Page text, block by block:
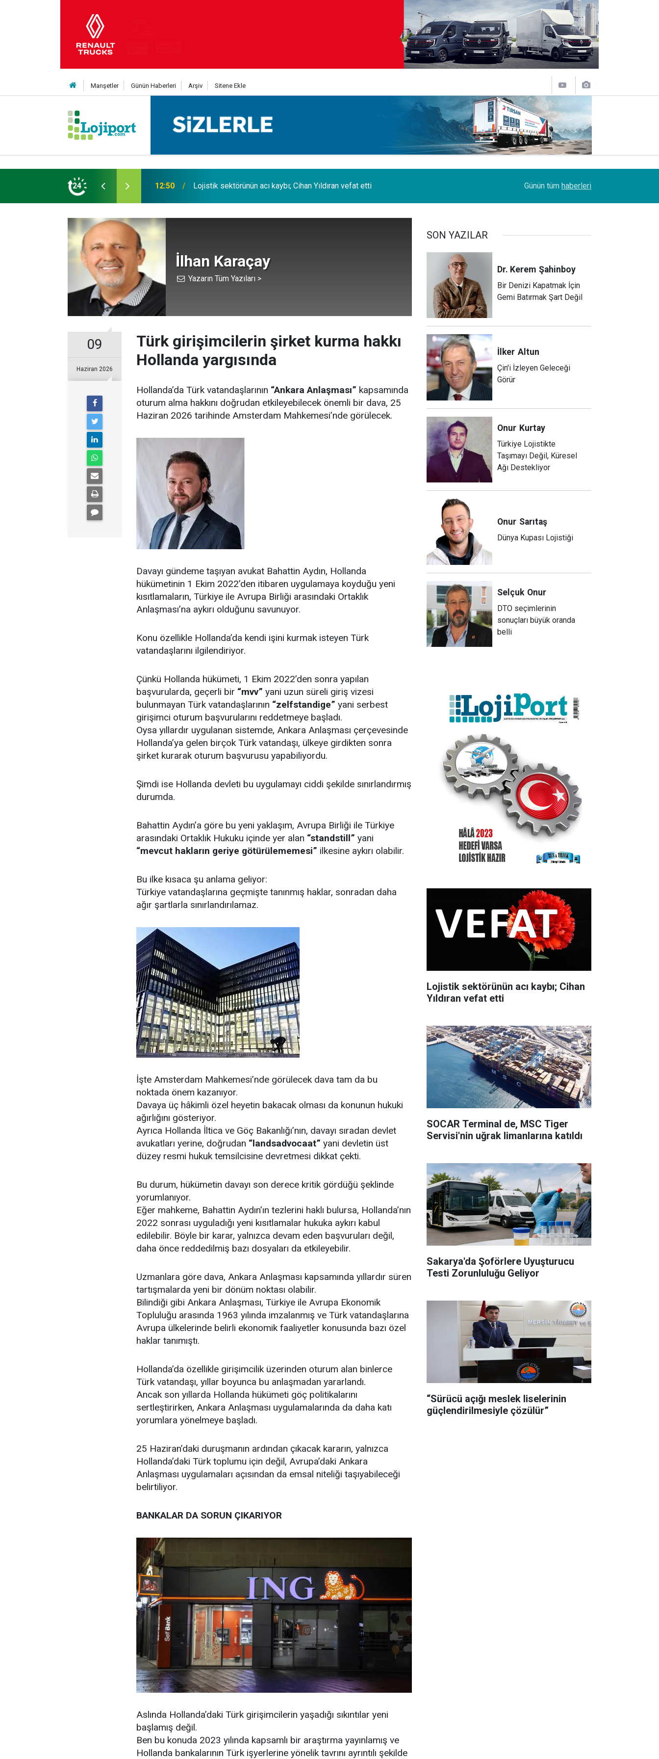
Manşetler Günün Haberleri Arşiv Sitene Ekle
24
Yıldıran vefat etti 11:43 SOCAR Terminal de, MSC Tiger Servisi'nin uğrak limanlarına katıldı Sakarya'da Şoförlere Uyuşturucu Testi
Günün tüm haberleri
İlhan Karaçay
Yazarın Tüm Yazıları >
09
Haziran 2026
Türk girişimcilerin şirket kurma hakkı
Hollanda yargısında
Hollanda’da Türk vatandaşlarının “Ankara Anlaşması” kapsamında
oturum alma hakkını doğrudan etkileyebilecek önemli bir dava, 25
Haziran 2026 tarihinde Amsterdam Mahkemesi’nde görülecek.
Davayı gündeme taşıyan avukat Bahattin Aydın, Hollanda
hükümetinin 1 Ekim 2022’den itibaren uygulamaya koyduğu yeni
kısıtlamaların, Türkiye ile Avrupa Birliği arasındaki Ortaklık
Anlaşması’na aykırı olduğunu savunuyor.
Konu özellikle Hollanda’da kendi işini kurmak isteyen Türk
vatandaşlarını ilgilendiriyor.
Çünkü Hollanda hükümeti, 1 Ekim 2022’den sonra yapılan
başvurularda, geçerli bir “mvv” yani uzun süreli giriş vizesi
bulunmayan Türk vatandaşlarının “zelfstandige” yani serbest
girişimci oturum başvurularını reddetmeye başladı.
Oysa yıllardır uygulanan sistemde, Ankara Anlaşması çerçevesinde
Hollanda’ya gelen birçok Türk vatandaşı, ülkeye girdikten sonra
şirket kurarak oturum başvurusu yapabiliyordu.
Şimdi ise Hollanda devleti bu uygulamayı ciddi şekilde sınırlandırmış
durumda.
Bahattin Aydın’a göre bu yeni yaklaşım, Avrupa Birliği ile Türkiye
arasındaki Ortaklık Hukuku içinde yer alan “standstill” yani
“mevcut hakların geriye götürülememesi” ilkesine aykırı olabilir.
Bu ilke kısaca şu anlama geliyor:
Türkiye vatandaşlarına geçmişte tanınmış haklar, sonradan daha
ağır şartlarla sınırlandırılamaz.
İşte Amsterdam Mahkemesi’nde görülecek dava tam da bu
noktada önem kazanıyor.
Davaya üç hâkimli özel heyetin bakacak olması da konunun hukuki
ağırlığını gösteriyor.
Ayrıca Hollanda İltica ve Göç Bakanlığı’nın, davayı sıradan devlet
avukatları yerine, doğrudan “landsadvocaat” yani devletin üst
düzey resmi hukuk temsilcisine devretmesi dikkat çekti.
Bu durum, hükümetin davayı son derece kritik gördüğü şeklinde
yorumlanıyor.
Eğer mahkeme, Bahattin Aydın’ın tezlerini haklı bulursa, Hollanda’nın
2022 sonrası uyguladığı yeni kısıtlamalar hukuka aykırı kabul
edilebilir. Böyle bir karar, yalnızca devam eden başvuruları değil,
daha önce reddedilmiş bazı dosyaları da etkileyebilir.
Uzmanlara göre dava, Ankara Anlaşması kapsamında yıllardır süren
tartışmalarda yeni bir dönüm noktası olabilir.
Bilindiği gibi Ankara Anlaşması, Türkiye ile Avrupa Ekonomik
Topluluğu arasında 1963 yılında imzalanmış ve Türk vatandaşlarına
Avrupa ülkelerinde belirli ekonomik faaliyetler konusunda bazı özel
haklar tanımıştı.
Hollanda’da özellikle girişimcilik üzerinden oturum alan binlerce
Türk vatandaşı, yıllar boyunca bu anlaşmadan yararlandı.
Ancak son yıllarda Hollanda hükümeti göç politikalarını
sertleştirirken, Ankara Anlaşması uygulamalarında da daha katı
yorumlara yönelmeye başladı.
25 Haziran’daki duruşmanın ardından çıkacak kararın, yalnızca
Hollanda’daki Türk toplumu için değil, Avrupa’daki Ankara
Anlaşması uygulamaları açısından da emsal niteliği taşıyabileceği
belirtiliyor.
BANKALAR DA SORUN ÇIKARIYOR
Aslında Hollanda’daki Türk girişimcilerin yaşadığı sıkıntılar yeni
başlamış değil.
Ben bu konuda 2023 yılında kapsamlı bir araştırma yayınlamış ve
Hollanda bankalarının Türk işyerlerine yönelik tavrını ayrıntılı şekilde
SON YAZILAR
Dr. Kerem Şahinboy
Bir Denizi Kapatmak İçin
Gemi Batırmak Şart Değil
İlker Altun
Çin'i İzleyen Geleceği
Görür
Onur Kurtay
Türkiye Lojistikte
Taşımayı Değil, Küresel
Ağı Destekliyor
Onur Sarıtaş
Dünya Kupası Lojistiği
Selçuk Onur
DTO seçimlerinin
sonuçları büyük oranda
belli
Lojistik sektörünün acı kaybı; Cihan
Yıldıran vefat etti
SOCAR Terminal de, MSC Tiger
Servisi'nin uğrak limanlarına katıldı
Sakarya'da Şoförlere Uyuşturucu
Testi Zorunluluğu Geliyor
“Sürücü açığı meslek liselerinin
güçlendirilmesiyle çözülür”